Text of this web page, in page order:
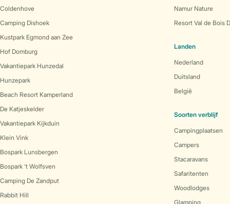
Coldenhove
Camping Dishoek
Kustpark Egmond aan Zee
Hof Domburg
Vakantiepark Hunzedal
Hunzepark
Beach Resort Kamperland
De Katjeskelder
Vakantiepark Kijkduin
Klein Vink
Bospark Lunsbergen
Bospark 't Wolfsven
Camping De Zandput
Rabbit Hill
Namur Nature
Resort Val de Bois
Landen
Nederland
Duitsland
België
Soorten verblijf
Campingplaatsen
Campers
Stacaravans
Safaritenten
Woodlodges
Glamping